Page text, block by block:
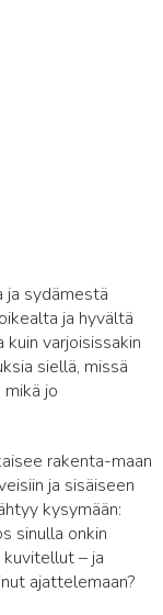
ja sydämestä
ja hyvältä
varjoisissakin
siellä, missä
jo
rakenta-maan
ja sisäiseen
kysymään:
sinulla onkin
– ja
ajattelemaan?